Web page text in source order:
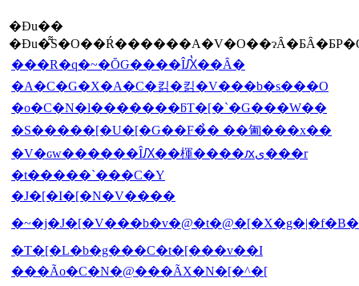
�Ɖu��
���R�q�~�ŎԌ����ÎԔ̔��Ȃ�
�A�C�G�X�A�C�킭�킭�V���b�s���O
�o�C�N�l�������ƃT�[�`�G���W��
�S�����[�U�[�Ԍ��F�̉� ��㔪���x��
�V�ԍw������ÎԔ��楎����ԕی���r
�t�����`���C�Y
�J�[�I�[�N�V����
�T�[�L�b�g���C�t�[���v��I
���Ão�C�N�@���ÃX�N�[�^�[